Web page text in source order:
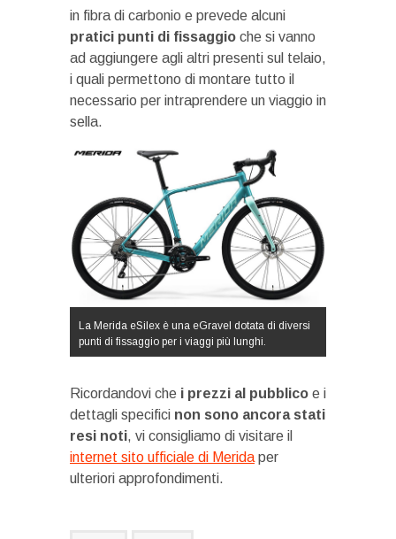
in fibra di carbonio e prevede alcuni
pratici punti di fissaggio che si vanno
ad aggiungere agli altri presenti sul telaio,
i quali permettono di montare tutto il
necessario per intraprendere un viaggio in
sella.
La Merida eSilex è una eGravel dotata di diversi
punti di fissaggio per i viaggi più lunghi.
Ricordandovi che i prezzi al pubblico e i
dettagli specifici non sono ancora stati
resi noti, vi consigliamo di visitare il
internet sito ufficiale di Merida per
ulteriori approfondimenti.